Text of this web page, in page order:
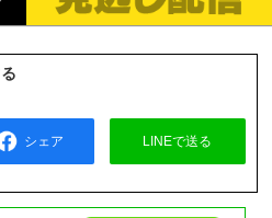
シェア LINEで送る